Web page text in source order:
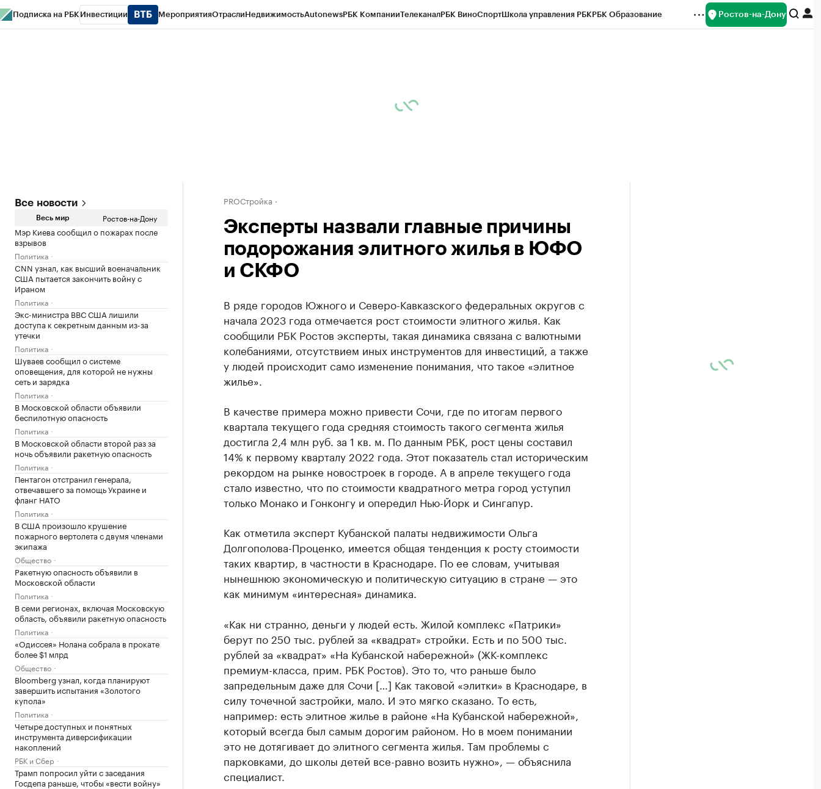
Подписка на РБК Инвестиции МероприятияОтраслиНедвижимостьAutonewsРБК КомпанииТелеканалРБК ВиноСпортШкола управления РБКРБК Образование Ростов-на-Дону
Все новости
Весь мир Ростов-на-Дону
Мэр Киева сообщил о пожарах после
взрывов
Политика
CNN узнал, как высший военачальник
США пытается закончить войну с
Ираном
Политика
Экс-министра ВВС США лишили
доступа к секретным данным из-за
утечки
Политика
Шуваев сообщил о системе
оповещения, для которой не нужны
сеть и зарядка
Политика
В Московской области объявили
беспилотную опасность
Политика
В Московской области второй раз за
ночь объявили ракетную опасность
Политика
Пентагон отстранил генерала,
отвечавшего за помощь Украине и
фланг НАТО
Политика
В США произошло крушение
пожарного вертолета с двумя членами
экипажа
Общество
Ракетную опасность объявили в
Московской области
Политика
В семи регионах, включая Московскую
область, объявили ракетную опасность
Политика
«Одиссея» Нолана собрала в прокате
более $1 млрд
Общество
Bloomberg узнал, когда планируют
завершить испытания «Золотого
купола»
Политика
Четыре доступных и понятных
инструмента диверсификации
накоплений
РБК и Сбер
Трамп попросил уйти с заседания
Госдепа раньше, чтобы «вести войну»
PROСтройка
Эксперты назвали главные причины
подорожания элитного жилья в ЮФО
и СКФО
В ряде городов Южного и Северо-Кавказского федеральных округов с
начала 2023 года отмечается рост стоимости элитного жилья. Как
сообщили РБК Ростов эксперты, такая динамика связана с валютными
колебаниями, отсутствием иных инструментов для инвестиций, а также
у людей происходит само изменение понимания, что такое «элитное
жилье».
В качестве примера можно привести Сочи, где по итогам первого
квартала текущего года средняя стоимость такого сегмента жилья
достигла 2,4 млн руб. за 1 кв. м. По данным РБК, рост цены составил
14% к первому кварталу 2022 года. Этот показатель стал историческим
рекордом на рынке новостроек в городе. А в апреле текущего года
стало известно, что по стоимости квадратного метра город уступил
только Монако и Гонконгу и опередил Нью-Йорк и Сингапур.
Как отметила эксперт Кубанской палаты недвижимости Ольга
Долгополова-Проценко, имеется общая тенденция к росту стоимости
таких квартир, в частности в Краснодаре. По ее словам, учитывая
нынешнюю экономическую и политическую ситуацию в стране — это
как минимум «интересная» динамика.
«Как ни странно, деньги у людей есть. Жилой комплекс «Патрики»
берут по 250 тыс. рублей за «квадрат» стройки. Есть и по 500 тыс.
рублей за «квадрат» «На Кубанской набережной» (ЖК-комплекс
премиум-класса, прим. РБК Ростов). Это то, что раньше было
запредельным даже для Сочи […] Как таковой «элитки» в Краснодаре, в
силу точечной застройки, мало. И это мягко сказано. То есть,
например: есть элитное жилье в районе «На Кубанской набережной»,
который всегда был самым дорогим районом. Но в моем понимании
это не дотягивает до элитного сегмента жилья. Там проблемы с
парковками, до школы детей все-равно возить нужно», — объяснила
специалист.